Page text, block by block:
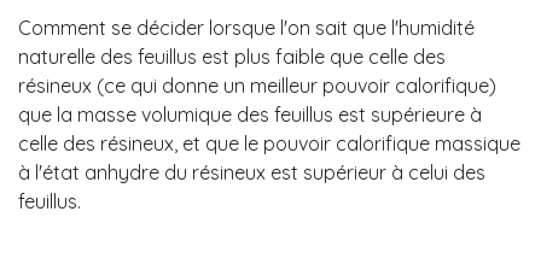
Comment se décider lorsque l'on sait que l'humidité
naturelle des feuillus est plus faible que celle des
résineux (ce qui donne un meilleur pouvoir calorifique)
que la masse volumique des feuillus est supérieure à
celle des résineux, et que le pouvoir calorifique massique
à l'état anhydre du résineux est supérieur à celui des
feuillus.